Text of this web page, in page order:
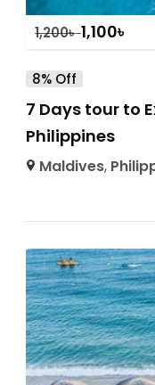
1,200৳1,100৳
8% Off
7 Days tour to
Philippines
Maldives,